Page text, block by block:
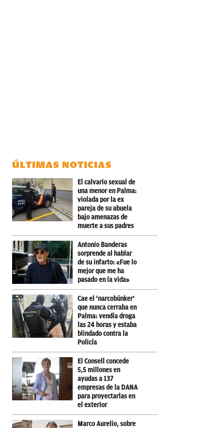
ÚLTIMAS NOTICIAS
El calvario sexual de
una menor en Palma:
violada por la ex
pareja de su abuela
bajo amenazas de
muerte a sus padres
Antonio Banderas
sorprende al hablar
de su infarto: «Fue lo
mejor que me ha
pasado en la vida»
Cae el ‘narcobúnker’
que nunca cerraba en
Palma: vendía droga
las 24 horas y estaba
blindado contra la
Policía
El Consell concede
5,5 millones en
ayudas a 137
empresas de la DANA
para proyectarlas en
el exterior
Marco Aurelio, sobre